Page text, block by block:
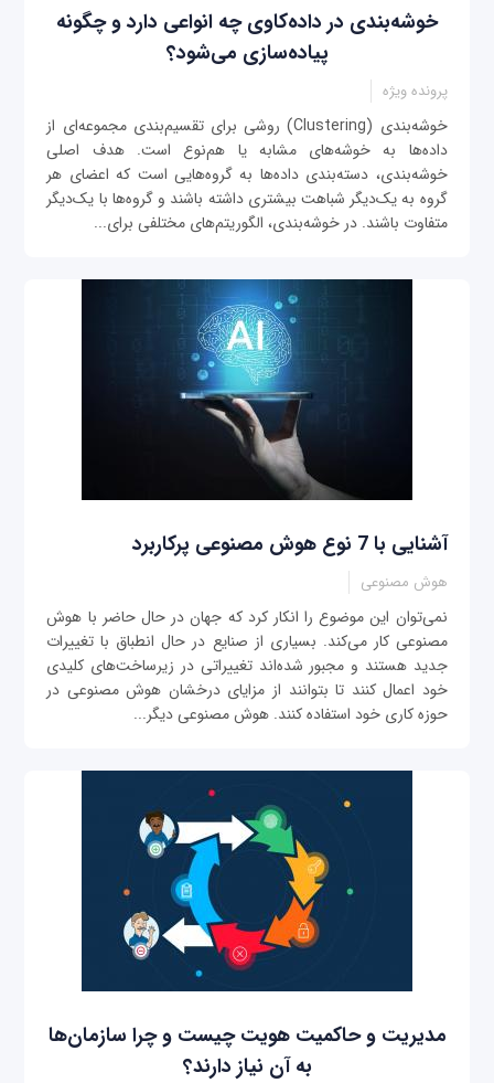
خوشه‌بندی در داده‌‌کاوی چه انواعی دارد و چگونه
پیاده‌سازی می‌شود؟
پرونده ویژه
خوشه‌بندی (Clustering) روشی برای تقسیم‌بندی مجموعه‌ای از
داده‌ها به خوشه‌های مشابه یا هم‌نوع است. هدف اصلی
خوشه‌بندی، دسته‌بندی داده‌ها به گروه‌هایی است که اعضای هر
گروه به یک‌دیگر شباهت بیشتری داشته باشند و گروه‌ها با یک‌دیگر
متفاوت باشند. در خوشه‌بندی، الگوریتم‌های مختلفی برای...
آشنایی با 7 نوع هوش مصنوعی پرکاربرد
هوش مصنوعی
نمی‌توان این موضوع را انکار کرد که جهان در حال حاضر با هوش
مصنوعی کار می‌کند. بسیاری از صنایع در حال انطباق با تغییرات
جدید هستند و مجبور شده‌اند تغییراتی در زیرساخت‌های کلیدی
خود اعمال کنند تا بتوانند از مزایای درخشان هوش مصنوعی در
حوزه کاری خود استفاده کنند. هوش مصنوعی دیگر...
مدیریت و حاکمیت هویت چیست و چرا سازمان‌ها
به آن نیاز دارند؟